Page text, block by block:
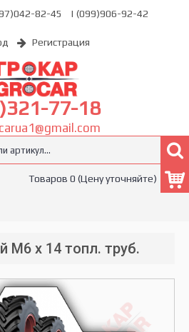
82-45 | (099)906-92-42
Регистрация
77-18
Товаров 0 (Цену уточняйте)
M6 х 14 топл. труб.